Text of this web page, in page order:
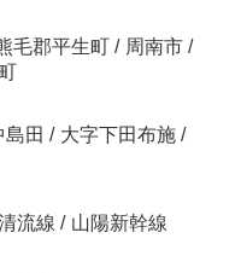
毛郡平生町 / 周南市 /
島田 / 大字下田布施 /
流線 / 山陽新幹線